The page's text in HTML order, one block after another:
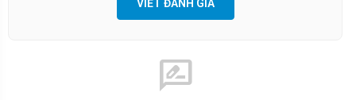
VIẾT ĐÁNH GIÁ
rate_review